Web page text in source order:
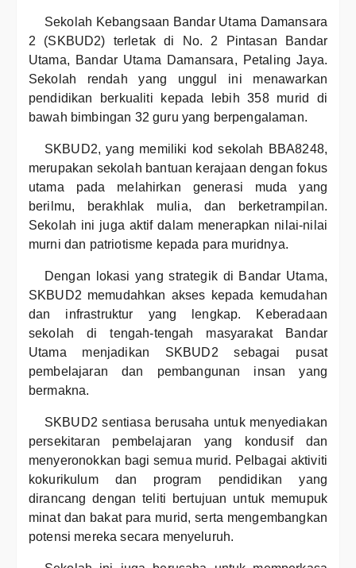
Sekolah Kebangsaan Bandar Utama Damansara
2 (SKBUD2) terletak di No. 2 Pintasan Bandar
Utama, Bandar Utama Damansara, Petaling Jaya.
Sekolah rendah yang unggul ini menawarkan
pendidikan berkualiti kepada lebih 358 murid di
bawah bimbingan 32 guru yang berpengalaman.
SKBUD2, yang memiliki kod sekolah BBA8248,
merupakan sekolah bantuan kerajaan dengan fokus
utama pada melahirkan generasi muda yang
berilmu, berakhlak mulia, dan berketrampilan.
Sekolah ini juga aktif dalam menerapkan nilai-nilai
murni dan patriotisme kepada para muridnya.
Dengan lokasi yang strategik di Bandar Utama,
SKBUD2 memudahkan akses kepada kemudahan
dan infrastruktur yang lengkap. Keberadaan
sekolah di tengah-tengah masyarakat Bandar
Utama menjadikan SKBUD2 sebagai pusat
pembelajaran dan pembangunan insan yang
bermakna.
SKBUD2 sentiasa berusaha untuk menyediakan
persekitaran pembelajaran yang kondusif dan
menyeronokkan bagi semua murid. Pelbagai aktiviti
kokurikulum dan program pendidikan yang
dirancang dengan teliti bertujuan untuk memupuk
minat dan bakat para murid, serta mengembangkan
potensi mereka secara menyeluruh.